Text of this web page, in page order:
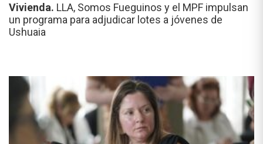
Vivienda. LLA, Somos Fueguinos y el MPF impulsan
un programa para adjudicar lotes a jóvenes de
Ushuaia